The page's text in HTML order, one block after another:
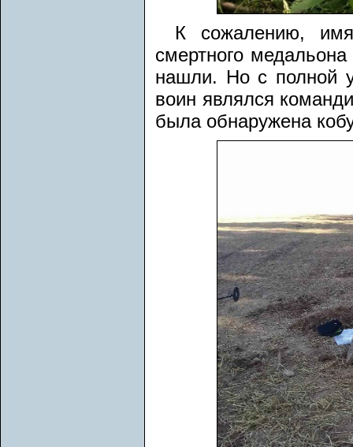
К сожалению,
смертного
нашли. Но с полной
воин являлся
была обнаружена